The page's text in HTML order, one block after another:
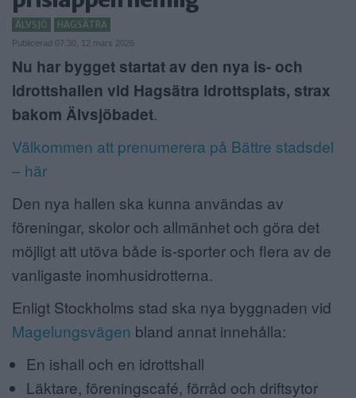
ANNONSERA
NÄRINGSLIV
MER
ÄLVSJÖ HAGSÄTRA
Publicerad 07:30, 12 mars 2026
Nu har bygget startat av den nya is- och
idrottshallen vid Hagsätra idrottsplats, strax
bakom Älvsjöbadet.
Välkommen att prenumerera på Bättre stadsdel
– här
Den nya hallen ska kunna användas av
föreningar, skolor och allmänhet och göra det
möjligt att utöva både is-sporter och flera av de
vanligaste inomhusidrotterna.
Enligt Stockholms stad ska nya byggnaden vid
Magelungsvägen bland annat innehålla:
En ishall och en idrottshall
Läktare, föreningscafé, förråd och driftsytor